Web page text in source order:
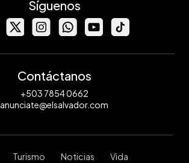
Síguenos
Contáctanos
+503 7854 0662
anunciate@elsalvador.com
Turismo Noticias Vida